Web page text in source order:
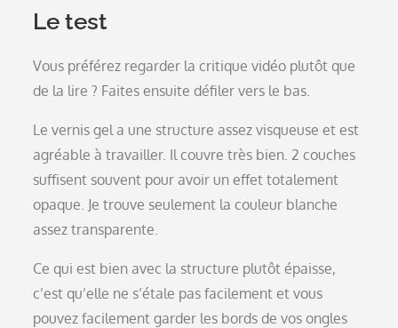
Le test
Vous préférez regarder la critique vidéo plutôt que
de la lire ? Faites ensuite défiler vers le bas.
Le vernis gel a une structure assez visqueuse et est
agréable à travailler. Il couvre très bien. 2 couches
suffisent souvent pour avoir un effet totalement
opaque. Je trouve seulement la couleur blanche
assez transparente.
Ce qui est bien avec la structure plutôt épaisse,
c’est qu’elle ne s’étale pas facilement et vous
pouvez facilement garder les bords de vos ongles